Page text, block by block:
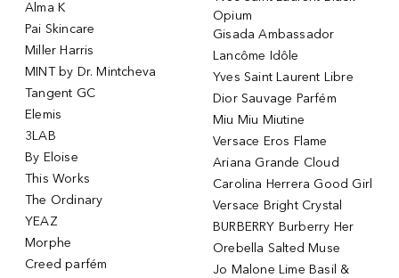
Alma K
Pai Skincare
Miller Harris
MINT by Dr. Mintcheva
Tangent GC
Elemis
3LAB
By Eloise
This Works
The Ordinary
YEAZ
Morphe
Creed parfém
Opium
Gisada Ambassador
Lancôme Idôle
Yves Saint Laurent Libre
Dior Sauvage Parfém
Miu Miu Miutine
Versace Eros Flame
Ariana Grande Cloud
Carolina Herrera Good Girl
Versace Bright Crystal
BURBERRY Burberry Her
Orebella Salted Muse
Jo Malone Lime Basil &